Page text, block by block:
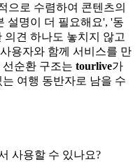
으로 수렴하여 콘텐츠의
설명이 더 필요해요', '동
견 하나도 놓치지 않고
용자와 함께 서비스를 만
순환 구조는 tourlive가
여행 동반자로 남을 수
사용할 수 있나요?